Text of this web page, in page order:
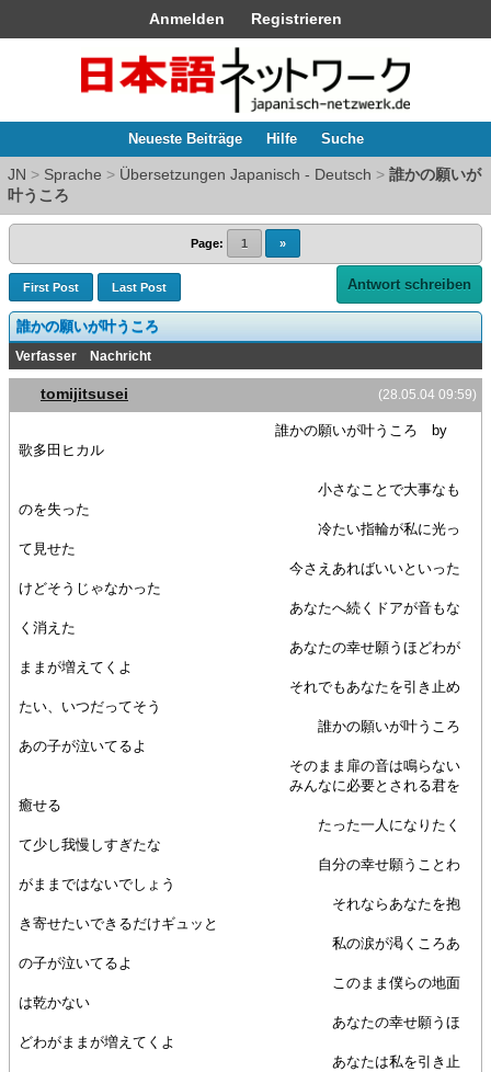
Anmelden Registrieren
Neueste Beiträge Hilfe Suche
JN > Sprache > Übersetzungen Japanisch - Deutsch > 誰かの願いが
叶うころ
Page: 1 »
First Post Last Post Antwort schreiben
誰かの願いが叶うころ
Verfasser Nachricht
(28.05.04 09:59)
tomijitsusei
誰かの願いが叶うころ by
歌多田ヒカル
小さなことで大事なも
のを失った
冷たい指輪が私に光っ
て見せた
今さえあればいいといった
けどそうじゃなかった
あなたへ続くドアが音もな
く消えた
あなたの幸せ願うほどわが
ままが増えてくよ
それでもあなたを引き止め
たい、いつだってそう
誰かの願いが叶うころ
あの子が泣いてるよ
そのまま扉の音は鳴らない
みんなに必要とされる君を
癒せる
たった一人になりたく
て少し我慢しすぎたな
自分の幸せ願うことわ
がままではないでしょう
それならあなたを抱
き寄せたいできるだけギュッと
私の涙が渇くころあ
の子が泣いてるよ
このまま僕らの地面
は乾かない
あなたの幸せ願うほ
どわがままが増えてくよ
あなたは私を引き止